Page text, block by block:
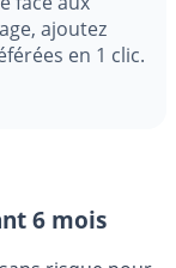
face aux
ajoutez
en 1 clic.
6 mois